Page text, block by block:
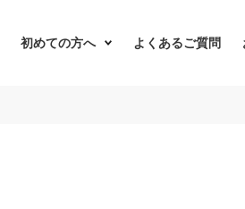
初めての方へ よくあるご質問